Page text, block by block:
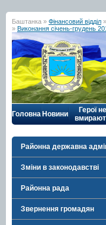
Баштанка » Фінансовий відділ »
» Виконання січень-грудень
Головна Новини
Герої не
Районна державна
Зміни в законодавстві
Районна рада
Звернення громадян